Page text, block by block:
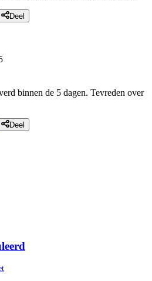
Deel
binnen de 5 dagen. Tevreden over
Deel